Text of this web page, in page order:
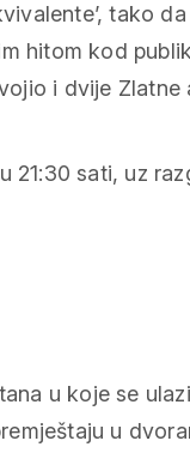
tako
hitom kod
i dvije Zlatne
21:30 sati, uz
u koje se
u